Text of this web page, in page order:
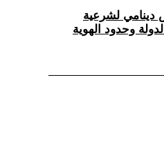
دينامي لشرعية
وحدود الهوية